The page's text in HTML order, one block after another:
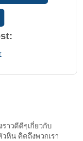
Print
Share
Email
ราวดีดีๆเกี่ยวกับ
หิน คิดถึงพวกเรา